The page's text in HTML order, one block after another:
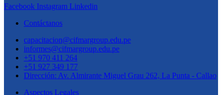
Facebook Instagram Linkedin
Contáctanos
capacitacion@cifmargroup.edu.pe
informes@cifmargroup.edu.pe
+51 970 411 264
+51 927 349 177
Dirección: Av. Almirante Miguel Grau 262, La Punta - Callao
Aspectos Legales